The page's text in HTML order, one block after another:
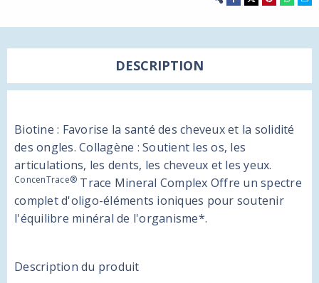
DESCRIPTION
Biotine : Favorise la santé des cheveux et la solidité
des ongles. Collagène : Soutient les os, les
articulations, les dents, les cheveux et les yeux.
ConcenTrace® Trace Mineral Complex Offre un spectre
complet d'oligo-éléments ioniques pour soutenir
l'équilibre minéral de l'organisme*.
Description du produit